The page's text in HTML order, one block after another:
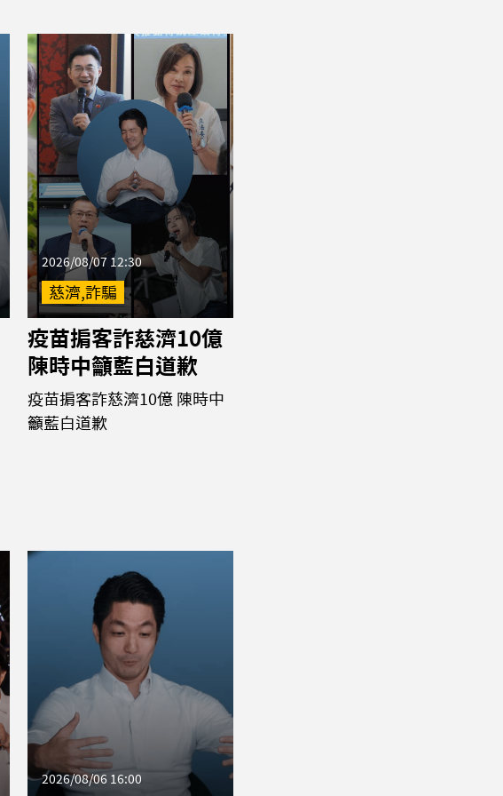
2026/08/07 12:30
慈濟,詐騙
疫苗掮客詐慈濟10億
陳時中籲藍白道歉
疫苗掮客詐慈濟10億 陳時中
籲藍白道歉
2026/08/06 16:00